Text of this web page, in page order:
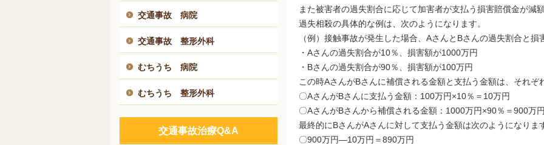
また被害者の過失割合に応じて加害者が支払う損害賠償金が減
過失相殺の具体的な例は、次のようになります。
（例）接触事故が発生した場合、AさんとBさんの過失割合と
・Aさんの過失割合が10％、損害額が1000万円
・Bさんの過失割合が90％、損害額が100万円
この時AさんがBさんに補償される金額と支払う金額は、それぞ
〇AさんがBさんに支払う金額：100万円×10％＝10万円
〇AさんがBさんから補償される金額：1000万円×90％＝900万
最終的にBさんがAさんに対して支払う金額は次のようになりま
〇900万円―10万円＝890万円
交通事故 病院
交通事故 整形外科
むちうち 病院
むちうち 整形外科
交通事故治療Q&A